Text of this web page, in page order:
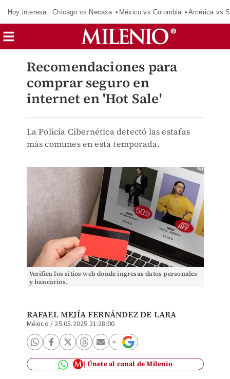
Hoy interesa: Chicago vs Necaxa México vs Colombia América vs
Recomendaciones para
comprar seguro en
internet en 'Hot Sale'
La Policía Cibernética detectó las estafas
más comunes en esta temporada.
Verifica los sitios web donde ingresas datos personales
y bancarios.
RAFAEL MEJÍA FERNÁNDEZ DE LARA
México / 25.05.2025 21:28:00
Únete al canal de Milenio